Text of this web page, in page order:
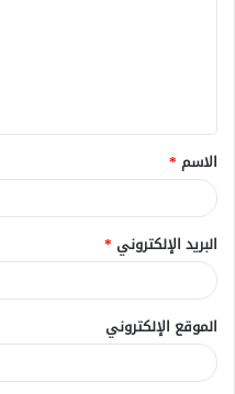
ق
*
الاسم *
البريد الإلكتروني *
الموقع الإلكتروني